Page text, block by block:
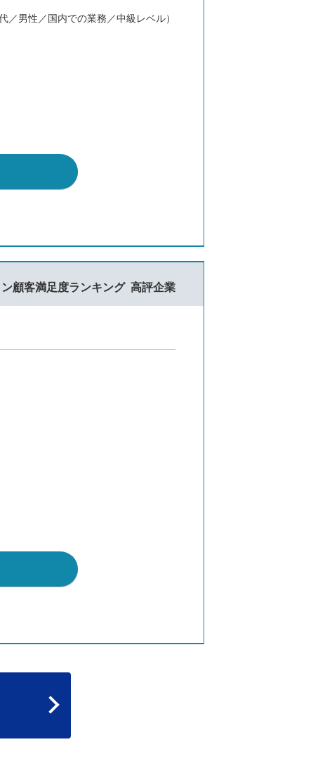
代／男性／国内での業務／中級レベル）
顧客満足度ランキング 高評企業